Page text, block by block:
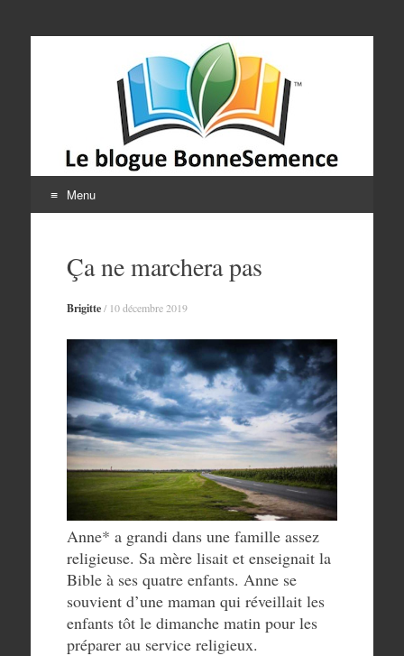
Le blogue
BonneSemence
Menu
contenuÇa ne marchera pas
Brigitte/ 10 décembre 2019
Anne* a grandi dans une famille assez
religieuse. Sa mère lisait et enseignait la
Bible à ses quatre enfants. Anne se
souvient d’une maman qui réveillait les
enfants tôt le dimanche matin pour les
préparer au service religieux.